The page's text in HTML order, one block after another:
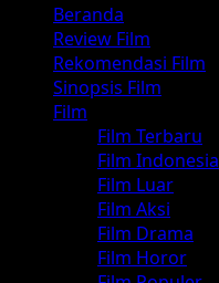
Primary
Menu
Beranda
Review Film
Rekomendasi Film
Sinopsis Film
Film
Film Terbaru
Film Indonesia
Film Luar
Film Aksi
Film Drama
Film Horor